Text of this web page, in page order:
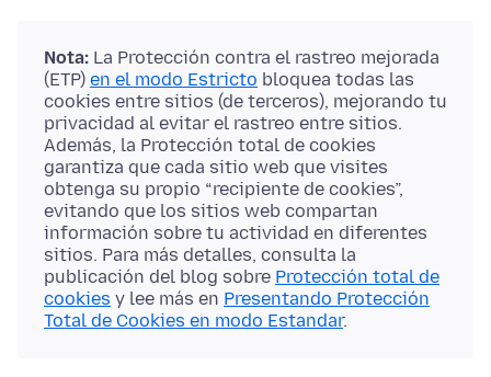
Nota: La Protección contra el rastreo mejorada
(ETP) en el modo Estricto bloquea todas las
cookies entre sitios (de terceros), mejorando tu
privacidad al evitar el rastreo entre sitios.
Además, la Protección total de cookies
garantiza que cada sitio web que visites
obtenga su propio “recipiente de cookies”,
evitando que los sitios web compartan
información sobre tu actividad en diferentes
sitios. Para más detalles, consulta la
publicación del blog sobre Protección total de
cookies y lee más en Presentando Protección
Total de Cookies en modo Estandar.